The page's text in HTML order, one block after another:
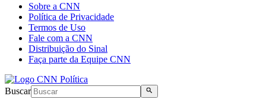
Sobre a CNN
Política de Privacidade
Termos de Uso
Fale com a CNN
Distribuição do Sinal
Faça parte da Equipe CNN
Buscar